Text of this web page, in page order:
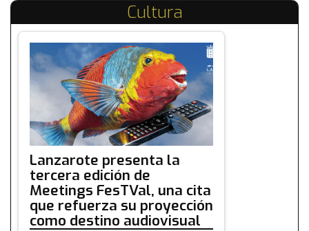
Cultura
Lanzarote presenta la
tercera edición de
Meetings FesTVal, una cita
que refuerza su proyección
como destino audiovisual